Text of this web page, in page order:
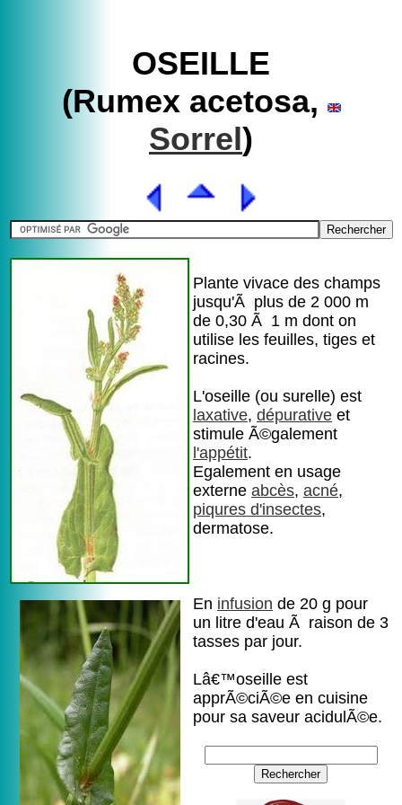
OSEILLE
(Rumex acetosa,
Sorrel)
Plante vivace des champs
jusqu'Ã plus de 2 000 m
de 0,30 Ã 1 m dont on
utilise les feuilles, tiges et
racines.
L'oseille (ou surelle) est
laxative, dépurative et
stimule Ã©galement
l'appétit.
Egalement en usage
externe abcès, acné,
piqures d'insectes,
dermatose.
En infusion de 20 g pour
un litre d'eau Ã raison de 3
tasses par jour.
Lâ€™oseille est
apprÃ©ciÃ©e en cuisine
pour sa saveur acidulÃ©e.